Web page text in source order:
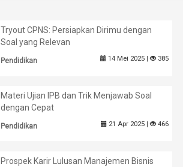
Tryout CPNS: Persiapkan Dirimu dengan
Soal yang Relevan
Pendidikan 14 Mei 2025 | 385
Materi Ujian IPB dan Trik Menjawab Soal
dengan Cepat
Pendidikan 21 Apr 2025 | 466
Prospek Karir Lulusan Manajemen Bisnis